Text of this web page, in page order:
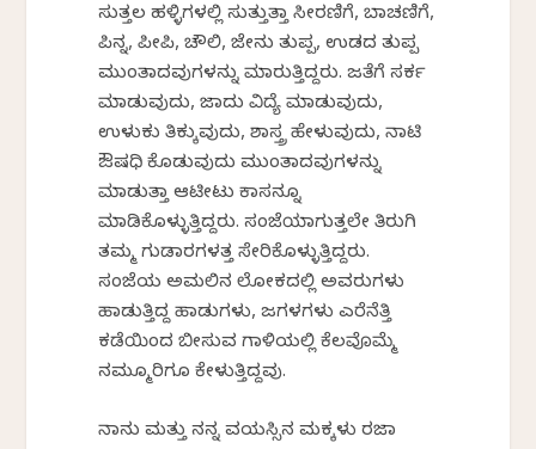
ಸುತ್ತಲ ಹಳ್ಳಿಗಳಲ್ಲಿ ಸುತ್ತುತ್ತಾ ಸೀರಣಿಗೆ, ಬಾಚಣಿಗೆ,
ಪಿನ್ನ, ಪೀಪಿ, ಚೌಲಿ, ಜೇನು ತುಪ್ಪ, ಉಡದ ತುಪ್ಪ
ಮುಂತಾದವುಗಳನ್ನು ಮಾರುತ್ತಿದ್ದರು. ಜತೆಗೆ ಸರ್ಕಸ್
ಮಾಡುವುದು, ಜಾದು ವಿದ್ಯೆ ಮಾಡುವುದು,
ಉಳುಕು ತಿಕ್ಕುವುದು, ಶಾಸ್ತ್ರ ಹೇಳುವುದು, ನಾಟಿ
ಔಷಧಿ ಕೊಡುವುದು ಮುಂತಾದವುಗಳನ್ನು
ಮಾಡುತ್ತಾ ಆಟೀಟು ಕಾಸನ್ನೂ
ಮಾಡಿಕೊಳ್ಳುತ್ತಿದ್ದರು. ಸಂಜೆಯಾಗುತ್ತಲೇ ತಿರುಗಿ
ತಮ್ಮ ಗುಡಾರಗಳತ್ತ ಸೇರಿಕೊಳ್ಳುತ್ತಿದ್ದರು.
ಸಂಜೆಯ ಅಮಲಿನ ಲೋಕದಲ್ಲಿ ಅವರುಗಳು
ಹಾಡುತ್ತಿದ್ದ ಹಾಡುಗಳು, ಜಗಳಗಳು ಎರೆನೆತ್ತಿ
ಕಡೆಯಿಂದ ಬೀಸುವ ಗಾಳಿಯಲ್ಲಿ ಕೆಲವೊಮ್ಮೆ
ನಮ್ಮೂರಿಗೂ ಕೇಳುತ್ತಿದ್ದವು.
ನಾನು ಮತ್ತು ನನ್ನ ವಯಸ್ಸಿನ ಮಕ್ಕಳು ರಜಾ